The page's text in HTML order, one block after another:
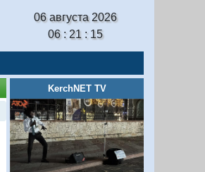
06 августа 2026
06 : 21 : 15
KerchNET TV